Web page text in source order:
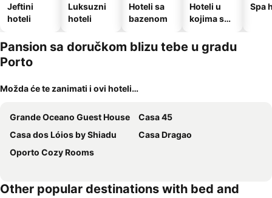
Jeftini
hoteli
Luksuzni
hoteli
Hoteli sa
bazenom
Hoteli u
kojima su
kućni
ljubimci
Spa
Pansion sa doručkom blizu tebe u gradu
Porto
Možda će te zanimati i ovi hoteli…
Grande Oceano Guest House
Casa 45
Casa dos Lóios by Shiadu
Casa Dragao
Oporto Cozy Rooms
Other popular destinations with bed and